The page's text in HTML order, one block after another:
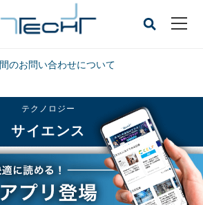
のお問い合わせについて
CLOSE
テクノロジー
サイエンス
サイエンス
害薬「ラパマイシン」で改善可能 - 東京都など